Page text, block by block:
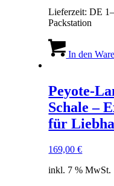
Lieferzeit:DE
Packstation
In den
Peyote-
Schale –
für
169,00€
inkl. 7 % MwSt.